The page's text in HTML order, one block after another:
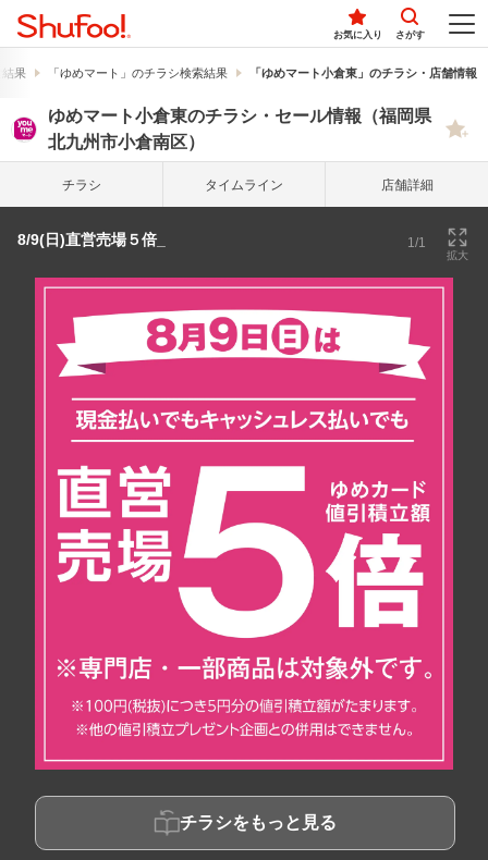
お気に入り さがす
結果 「ゆめマート」のチラシ検索結果 「ゆめマート小倉東」のチラシ・店舗情報
ゆめマート小倉東のチラシ・セール情報（福岡県
北九州市小倉南区）
チラシ タイム ライン 店舗詳細
8/9(日)直営売場５倍_ 1/1
拡大
チラシをもっと見る